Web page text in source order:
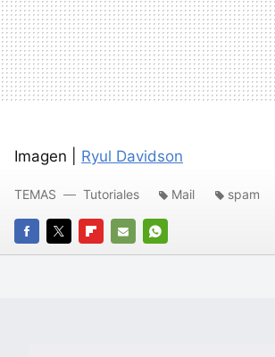
Imagen | Ryul Davidson
FACEBOOK
TWITTERFLIPBOARD
E-
WHATSAPP
TEMAS Tutoriales Mail spam